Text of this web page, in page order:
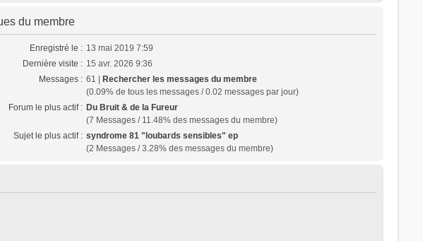
du membre
Enregistré le : 13 mai 2019 7:59
Dernière visite : 15 avr. 2026 9:36
Messages : 61 |
Rechercher les messages du membre
(0.09% de tous les messages / 0.02 messages par jour)
Forum le plus actif : Du Bruit & de la Fureur
(7 Messages / 11.48% des messages du membre)
Sujet le plus actif : syndrome 81 "loubards sensibles" ep
(2 Messages / 3.28% des messages du membre)